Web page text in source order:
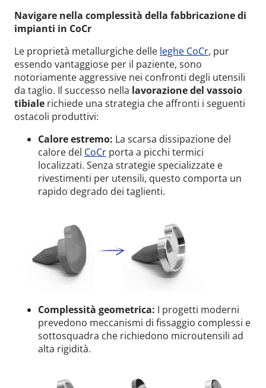
Navigare nella complessità della fabbricazione di
impianti in CoCr
Le proprietà metallurgiche delle leghe CoCr, pur
essendo vantaggiose per il paziente, sono
notoriamente aggressive nei confronti degli utensili
da taglio. Il successo nella lavorazione del vassoio
tibiale richiede una strategia che affronti i seguenti
ostacoli produttivi:
Calore estremo: La scarsa dissipazione del
calore del CoCr porta a picchi termici
localizzati. Senza strategie specializzate e
rivestimenti per utensili, questo comporta un
rapido degrado dei taglienti.
Complessità geometrica: I progetti moderni
prevedono meccanismi di fissaggio complessi e
sottosquadra che richiedono microutensili ad
alta rigidità.